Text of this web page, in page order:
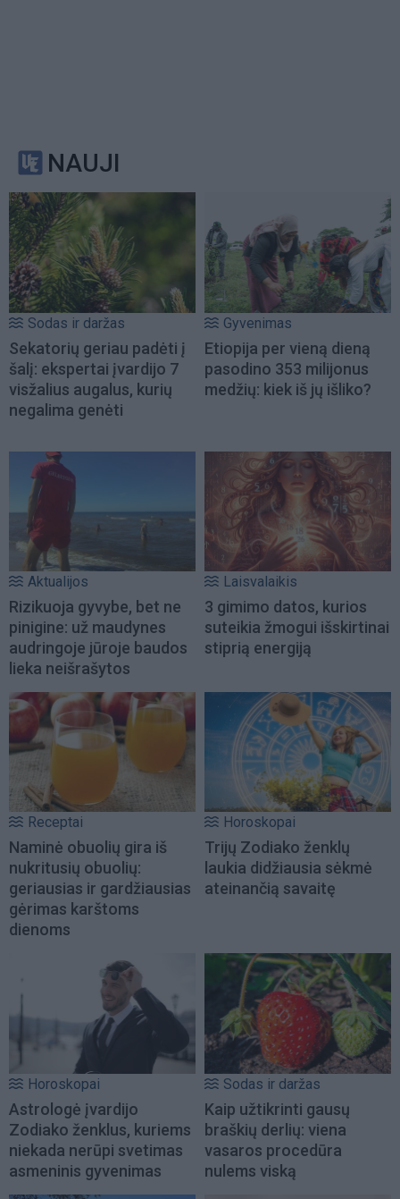
NAUJI
Sodas ir daržas
Sekatorių geriau padėti į
šalį: ekspertai įvardijo 7
visžalius augalus, kurių
negalima genėti
Gyvenimas
Etiopija per vieną dieną
pasodino 353 milijonus
medžių: kiek iš jų išliko?
Aktualijos
Rizikuoja gyvybe, bet ne
pinigine: už maudynes
audringoje jūroje baudos
lieka neišrašytos
Laisvalaikis
3 gimimo datos, kurios
suteikia žmogui išskirtinai
stiprią energiją
Receptai
Naminė obuolių gira iš
nukritusių obuolių:
geriausias ir gardžiausias
gėrimas karštoms
dienoms
Horoskopai
Trijų Zodiako ženklų
laukia didžiausia sėkmė
ateinančią savaitę
Horoskopai
Astrologė įvardijo
Zodiako ženklus, kuriems
niekada nerūpi svetimas
asmeninis gyvenimas
Sodas ir daržas
Kaip užtikrinti gausų
braškių derlių: viena
vasaros procedūra
nulems viską